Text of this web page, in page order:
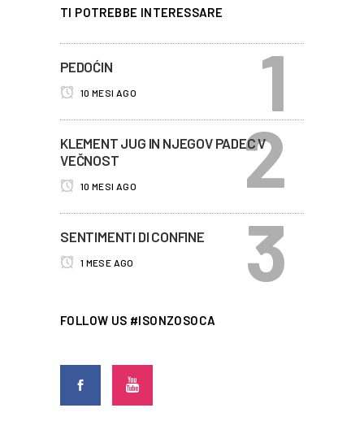
TI POTREBBE INTERESSARE
PEDOĆIN
10 MESI AGO
KLEMENT JUG IN NJEGOV PADEC V
VEČNOST
10 MESI AGO
SENTIMENTI DI CONFINE
1 MESE AGO
FOLLOW US #ISONZOSOCA